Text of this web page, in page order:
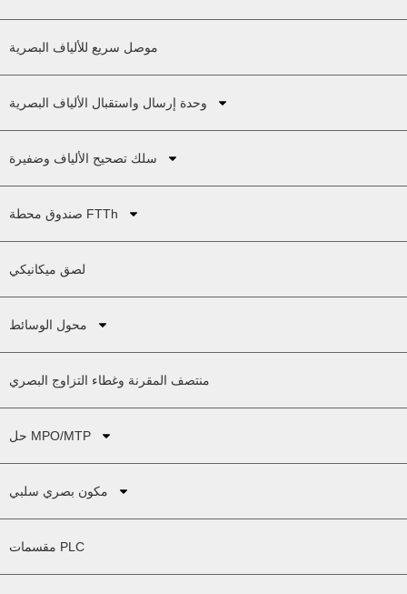
موصل سريع للألياف البصرية
وحدة إرسال واستقبال الألياف البصرية
سلك تصحيح الألياف وضفيرة
صندوق محطة FTTh
لصق ميكانيكي
محول الوسائط
منتصف المقرنة وغطاء التزاوج البصري
حل MPO/MTP
مكون بصري سلبي
مقسمات PLC